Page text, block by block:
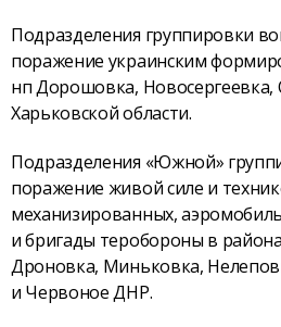
Подразделения группировки
поражение украинским
нп Дорошовка, Новосергеевка,
Харьковской области.
Подразделения «Южной»
поражение живой силе и
механизированных,
и бригады теробороны в
Дроновка, Миньковка,
и Червоное ДНР.